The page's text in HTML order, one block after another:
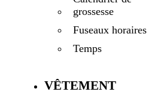
grossesse
Fuseaux horaires
Temps
VÊTEMENT